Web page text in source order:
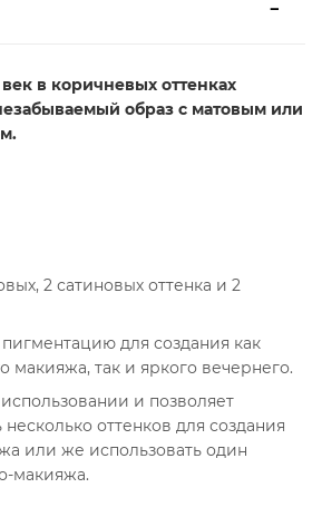
в коричневых оттенках
образ с матовым или
2 сатиновых оттенка и 2
для создания как
макияжа, так и яркого вечернего.
и позволяет
оттенков для создания
или же использовать один
макияжа.